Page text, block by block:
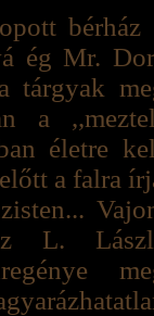
bérház
ég Mr.
tárgyak
a
életre
a falra
L.